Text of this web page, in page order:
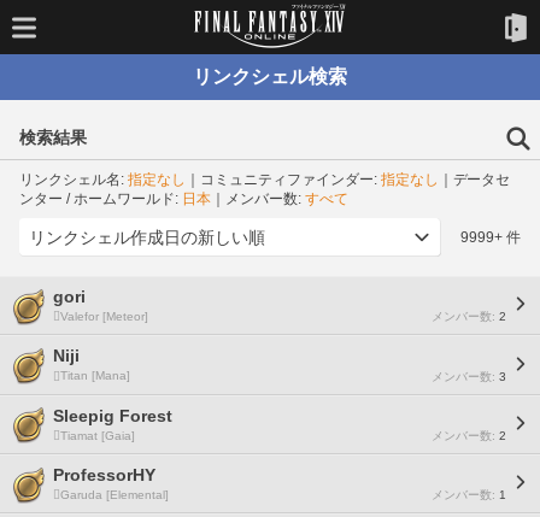
リンクシェル検索
検索結果
リンクシェル名: 指定なし ｜コミュニティファインダー: 指定なし
｜データセ
ンター / ホームワールド: 日本｜メンバー数: すべて
9999+ 件
gori
Valefor [Meteor] メンバー数: 2
Niji
Titan [Mana] メンバー数: 3
Sleepig Forest
Tiamat [Gaia] メンバー数:2
ProfessorHY
Garuda [Elemental] メンバー数: 1